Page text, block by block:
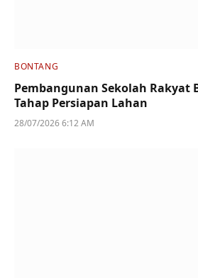
BONTANG
Pembangunan Sekolah Rakyat
Tahap Persiapan Lahan
28/07/2026 6:12 AM